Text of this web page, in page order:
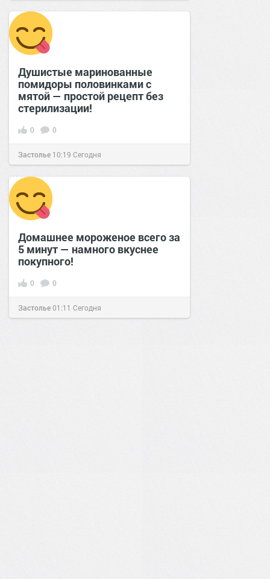
Душистые маринованные
помидоры половинками с
мятой — простой рецепт без
стерилизации!
0 0
Застолье 10:19 Сегодня
Домашнее мороженое всего за
5 минут — намного вкуснее
покупного!
0 0
Застолье01:11 Сегодня